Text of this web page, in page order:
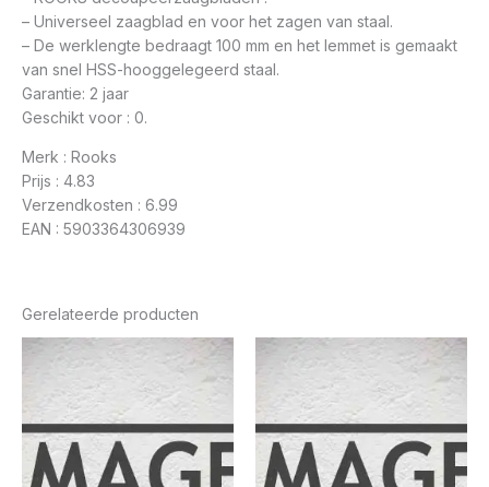
– Universeel zaagblad en voor het zagen van staal.
– De werklengte bedraagt 100 mm en het lemmet is gemaakt
van snel HSS-hooggelegeerd staal.
Garantie: 2 jaar
Geschikt voor : 0.
Merk : Rooks
Prijs : 4.83
Verzendkosten : 6.99
EAN : 5903364306939
Gerelateerde producten